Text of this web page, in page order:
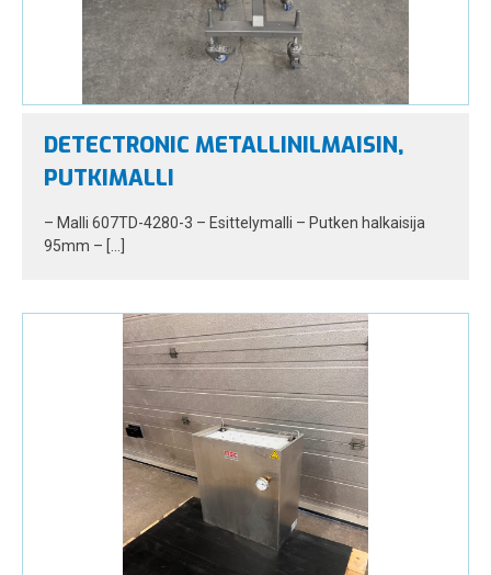
DETECTRONIC METALLINILMAISIN,
PUTKIMALLI
– Malli 607TD-4280-3 – Esittelymalli – Putken halkaisija
95mm – […]